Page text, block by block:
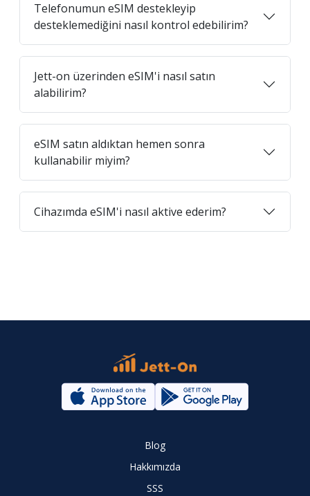
Telefonumun eSIM destekleyip
desteklemediğini nasıl kontrol edebilirim?
Jett-on üzerinden eSIM'i nasıl satın
alabilirim?
eSIM satın aldıktan hemen sonra
kullanabilir miyim?
Cihazımda eSIM'i nasıl aktive ederim?
Blog
Hakkımızda
SSS